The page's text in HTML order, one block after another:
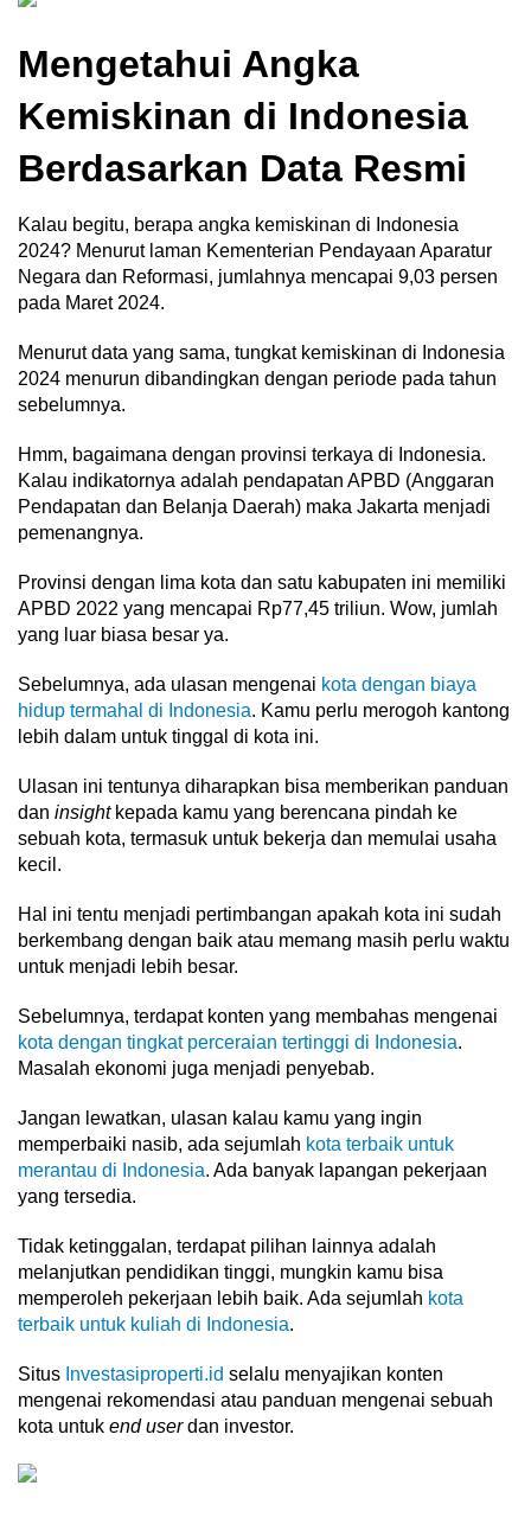
Mengetahui Angka
Kemiskinan di Indonesia
Berdasarkan Data Resmi
Kalau begitu, berapa angka kemiskinan di Indonesia
2024? Menurut laman Kementerian Pendayaan Aparatur
Negara dan Reformasi, jumlahnya mencapai 9,03 persen
pada Maret 2024.
Menurut data yang sama, tungkat kemiskinan di Indonesia
2024 menurun dibandingkan dengan periode pada tahun
sebelumnya.
Hmm, bagaimana dengan provinsi terkaya di Indonesia.
Kalau indikatornya adalah pendapatan APBD (Anggaran
Pendapatan dan Belanja Daerah) maka Jakarta menjadi
pemenangnya.
Provinsi dengan lima kota dan satu kabupaten ini memiliki
APBD 2022 yang mencapai Rp77,45 triliun. Wow, jumlah
yang luar biasa besar ya.
Sebelumnya, ada ulasan mengenai kota dengan biaya
hidup termahal di Indonesia. Kamu perlu merogoh kantong
lebih dalam untuk tinggal di kota ini.
Ulasan ini tentunya diharapkan bisa memberikan panduan
dan insightkepada kamu yang berencana pindah ke
sebuah kota, termasuk untuk bekerja dan memulai usaha
kecil.
Hal ini tentu menjadi pertimbangan apakah kota ini sudah
berkembang dengan baik atau memang masih perlu waktu
untuk menjadi lebih besar.
Sebelumnya, terdapat konten yang membahas mengenai
kota dengan tingkat perceraian tertinggi di Indonesia.
Masalah ekonomi juga menjadi penyebab.
Jangan lewatkan, ulasan kalau kamu yang ingin
memperbaiki nasib, ada sejumlah kota terbaik untuk
merantau di Indonesia. Ada banyak lapangan pekerjaan
yang tersedia.
Tidak ketinggalan, terdapat pilihan lainnya adalah
melanjutkan pendidikan tinggi, mungkin kamu bisa
memperoleh pekerjaan lebih baik. Ada sejumlah kota
terbaik untuk kuliah di Indonesia.
Situs Investasiproperti.id selalu menyajikan konten
mengenai rekomendasi atau panduan mengenai sebuah
kota untuk end userdan investor.